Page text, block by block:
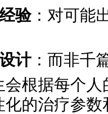
验：对可能
计：而非千
会根据每个
化的治疗参